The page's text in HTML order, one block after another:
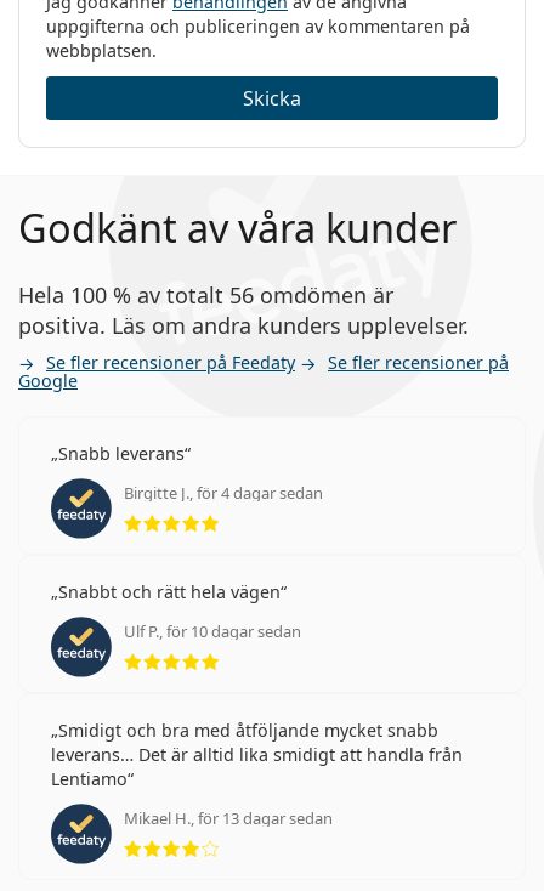
uppgifterna och publiceringen av kommentaren på
webbplatsen.
Skicka
Godkänt av våra kunder
Hela 100 % av totalt 56 omdömen är
positiva. Läs om andra kunders upplevelser.
Se fler recensioner på Feedaty Se fler recensioner på
Google
Snabb leverans
Birgitte J., för 4 dagar sedan
Betyg 5 av 5
Snabbt och rätt hela vägen
Ulf P., för 10 dagar sedan
Betyg 5 av 5
Smidigt och bra med åtföljande mycket snabb
leverans… Det är alltid lika smidigt att handla från
Lentiamo
Mikael H., för 13 dagar sedan
Betyg 4 av 5